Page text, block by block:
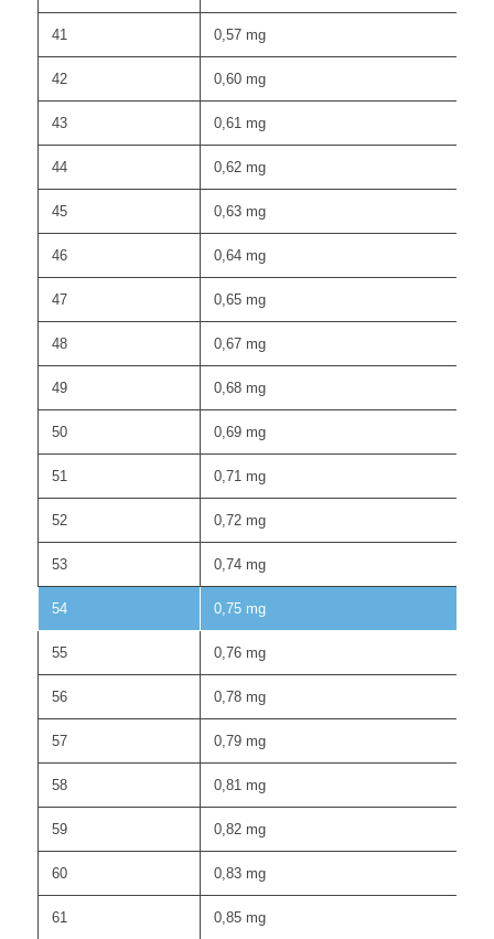
41 0,57 mg
42 0,60 mg
43 0,61 mg
44 0,62 mg
45 0,63 mg
46 0,64 mg
47 0,65 mg
48 0,67 mg
49 0,68 mg
50 0,69 mg
51 0,71 mg
52 0,72 mg
53 0,74 mg
54 0,75 mg
55 0,76 mg
56 0,78 mg
57 0,79 mg
58 0,81 mg
59 0,82 mg
60 0,83 mg
61 0,85 mg